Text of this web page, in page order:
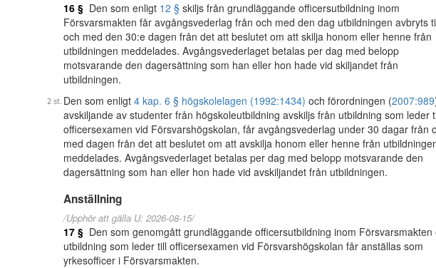
16 § Den som enligt 12 § skiljs från grundläggande officersutbildning inom
Försvarsmakten får avgångsvederlag från och med den dag utbildningen avbryts
och med den 30:e dagen från det att beslutet om att skilja honom eller henne från
utbildningen meddelades. Avgångsvederlaget betalas per dag med belopp
motsvarande den dagersättning som han eller hon hade vid skiljandet från
utbildningen.
Den som enligt 4 kap. 6 § högskolelagen (1992:1434) och förordningen (2007:989
avskiljande av studenter från högskoleutbildning avskiljs från utbildning som leder
officersexamen vid Försvarshögskolan, får avgångsvederlag under 30 dagar från
med dagen från det att beslutet om att avskilja honom eller henne från
meddelades. Avgångsvederlaget betalas per dag med belopp motsvarande den
dagersättning som han eller hon hade vid avskiljandet från utbildningen.
Anställning
/Upphör att gälla U: 2026-08-15/
17 § Den som genomgått grundläggande officersutbildning inom Försvarsmakten
utbildning som leder till officersexamen vid Försvarshögskolan får anställas som
yrkesofficer i Försvarsmakten.